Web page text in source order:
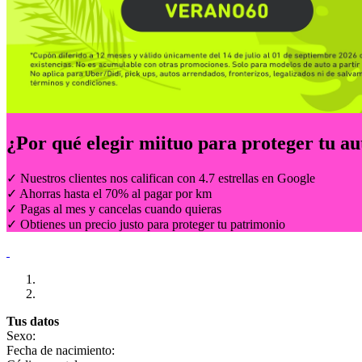
¿Por qué elegir miituo para proteger tu
✓ Nuestros clientes nos califican con 4.7 estrellas en Google
✓ Ahorras hasta el 70% al pagar por km
✓ Pagas al mes y cancelas cuando quieras
✓ Obtienes un precio justo para proteger tu patrimonio
Tus datos
Sexo:
Fecha de nacimiento: